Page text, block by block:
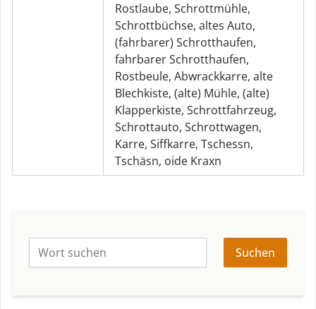
Rostlaube, Schrottmühle,
Schrottbüchse, altes Auto,
(fahrbarer) Schrotthaufen,
fahrbarer Schrotthaufen,
Rostbeule, Abwrackkarre, alte
Blechkiste, (alte) Mühle, (alte)
Klapperkiste, Schrottfahrzeug,
Schrottauto, Schrottwagen,
Karre, Siffkarre, Tschessn,
Tschäsn, oide Kraxn
Suchen